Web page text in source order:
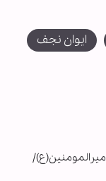
ایوان نجف